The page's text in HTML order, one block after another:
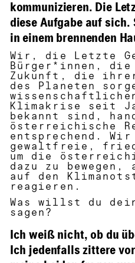
Wir, die Letzte
Bürger*innen,
Zukunft, die
des Planeten
Klimakrise seit
bekannt sind,
österreichische
entsprechend.
gewaltfreie,
um die
dazu zu
auf den
reagieren.
kommunizieren. Die
diese Aufgabe auf sich.
in einem brennenden
Was willst du
sagen?
Ich weiß nicht, ob du
Ich jedenfalls zittere